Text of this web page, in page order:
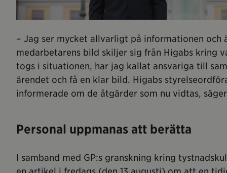
– Jag ser mycket allvarligt på informationen och
medarbetarens bild skiljer sig från Higabs kring
togs i situationen, har jag kallat ansvariga till
ärendet och få en klar bild. Higabs
informerade om de åtgärder som nu vidtas,
Personal uppmanas att berätta
I samband med GP:s granskning kring